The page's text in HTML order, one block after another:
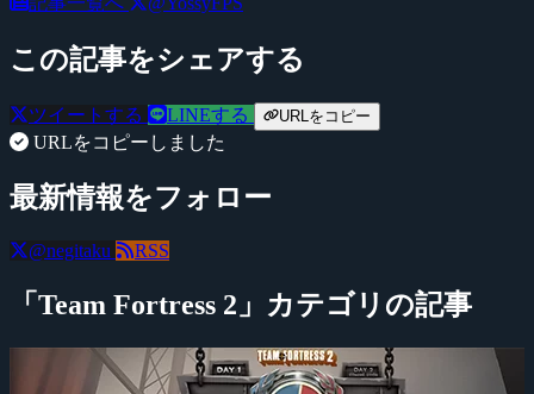
この記事をシェアする
ツイートする LINEする URLをコピー
URLをコピーしました
最新情報をフォロー
@negitaku RSS
「Team Fortress 2」カテゴリの記事